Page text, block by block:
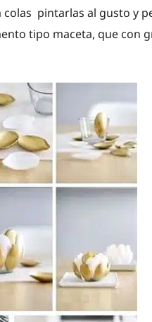
colas pintarlas al gusto y
tipo maceta, que con